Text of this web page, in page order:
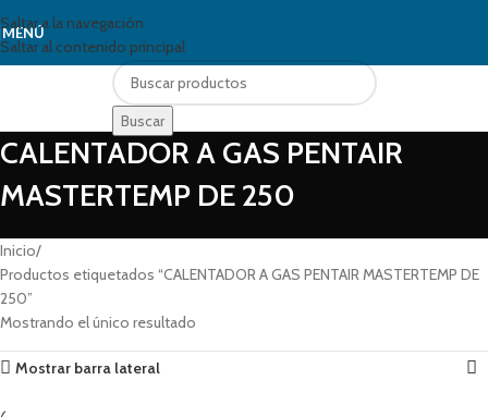
Saltar a la navegación
Saltar al contenido principal
MENÚ
Buscar
CALENTADOR A GAS PENTAIR
MASTERTEMP DE 250
Inicio
Productos etiquetados “CALENTADOR A GAS PENTAIR MASTERTEMP DE
250”
Mostrando el único resultado
Mostrar barra lateral